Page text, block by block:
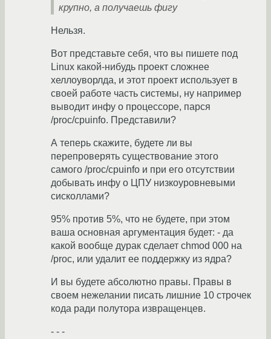
крупно, а получаешь фигу
Нельзя.
Вот представьте себя, что вы пишете под
Linux какой-нибудь проект сложнее
хеллоуворлда, и этот проект использует в
своей работе часть системы, ну например
выводит инфу о процессоре, парся
/proc/cpuinfo. Представили?
А теперь скажите, будете ли вы
перепроверять существование этого
самого /proc/cpuinfo и при его отсутствии
добывать инфу о ЦПУ низкоуровневыми
сисколлами?
95% против 5%, что не будете, при этом
ваша основная аргументация будет: - да
какой вообще дурак сделает chmod 000 на
/proc, или удалит ее поддержку из ядра?
И вы будете абсолютно правы. Правы в
своем нежелании писать лишние 10 строчек
кода ради полутора извращенцев.
- - -